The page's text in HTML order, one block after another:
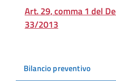
Art. 29, comma 1 del
33/2013
Bilancio preventivo